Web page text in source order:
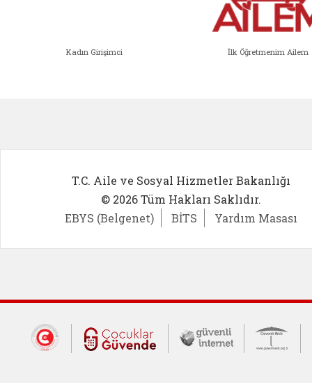
Kadın Girişimci İlk Öğretmenim Ailem
T.C. Aile ve Sosyal Hizmetler Bakanlığı
© 2026 Tüm Hakları Saklıdır.
EBYS (Belgenet)
BİTS Yardım Masası
Dış Bağlantılar
Cumhurbaşkanlığı İletişim Merkezi
Çocuklar Güvende (yeni
Güvenli